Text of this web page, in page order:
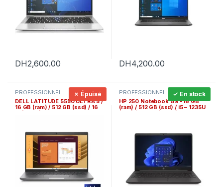
DH2,600.00 DH4,200.00
✗ Épuisé
PROFESSIONNEL
DELL LATITUDE 5550 ULTRA 5 /
16 GB (ram) / 512 GB (ssd) / 16
» (Ecran)
✓ En stock
PROFESSIONNEL
HP 250 Notebook G9 -16 GB
(ram) / 512 GB (ssd) / i5 – 1235U
(cpu) / 15.6 » (Ecran)